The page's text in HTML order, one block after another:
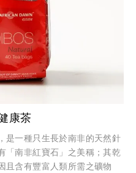
康茶
是一種只生長於南非的天然針
「南非紅寶石」之美稱；其乾
且含有豐富人類所需之礦物